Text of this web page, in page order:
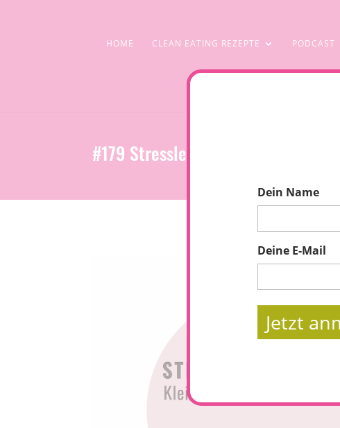
HOME CLEAN EATING REZEPTE PODCAST
#179 Stresslevel senken. Kleine
Dein Name
Deine E-Mail
Jetzt